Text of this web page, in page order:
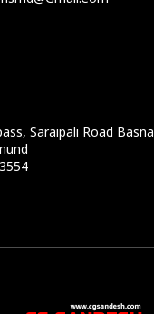
Saraipali Road Basna